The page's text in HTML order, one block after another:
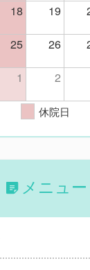
18 19
25 26
1 2
休院日
メニュー